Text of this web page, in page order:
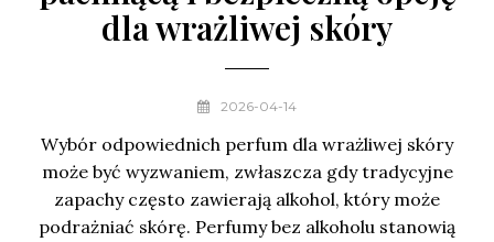
dla wrażliwej skóry
2026-04-14
Wybór odpowiednich perfum dla wrażliwej skóry
może być wyzwaniem, zwłaszcza gdy tradycyjne
zapachy często zawierają alkohol, który może
podrażniać skórę. Perfumy bez alkoholu stanowią